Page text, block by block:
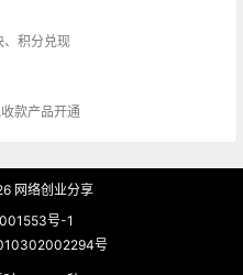
、积分兑现
款产品开通
网络创业分享
号-1
号